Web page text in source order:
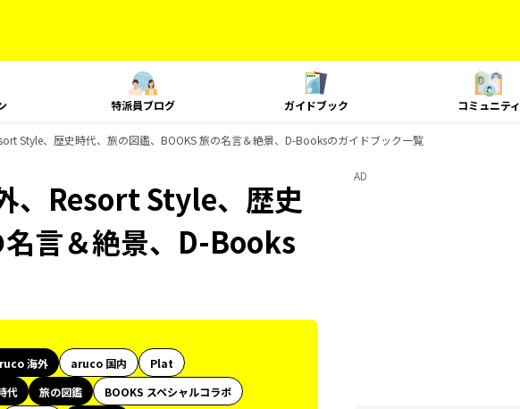
特派員ブログ ガイドブック コミュニティ
Style、歴史時代、旅の図鑑、BOOKS 旅の名言＆絶景、D-Booksのガイドブック一覧
、Resort Style、歴史
言＆絶景、D-Books
海外 aruco 国内
Plat
代 旅の図鑑
BOOKS スペシャルコラボ
AD